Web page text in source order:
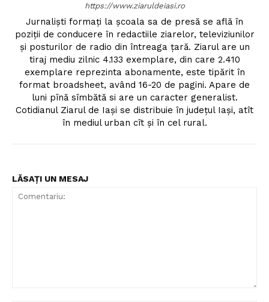
https://www.ziaruldeiasi.ro
Jurnalişti formaţi la şcoala sa de presă se află în
poziţii de conducere în redactiile ziarelor, televiziunilor
şi posturilor de radio din întreaga ţară. Ziarul are un
tiraj mediu zilnic 4.133 exemplare, din care 2.410
exemplare reprezinta abonamente, este tipărit în
format broadsheet, având 16-20 de pagini. Apare de
luni pînă sîmbătă si are un caracter generalist.
Cotidianul Ziarul de Iaşi se distribuie în judeţul Iaşi, atît
în mediul urban cît şi în cel rural.
LĂSAȚI UN MESAJ